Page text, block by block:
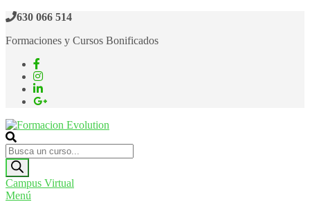
Saltar
contenido
630 066 514
Formaciones y Cursos Bonificados
Formacion Evolution
Cursos de formación continua
Búsqueda
de
productos
Campus Virtual
Menú